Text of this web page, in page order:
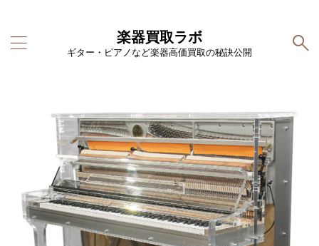
楽器買取ラボ
ギター・ピアノなど楽器高価買取の秘訣公開